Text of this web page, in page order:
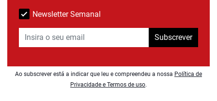
Newsletter Semanal
Subscrever
Ao subscrever está a indicar que leu e compreendeu a nossa Política de
Privacidade e Termos de uso.